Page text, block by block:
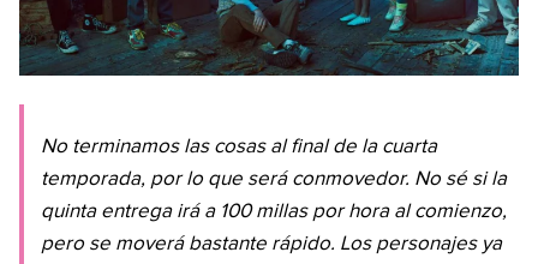
No terminamos las cosas al final de la cuarta
temporada, por lo que será conmovedor. No sé si la
quinta entrega irá a 100 millas por hora al comienzo,
pero se moverá bastante rápido. Los personajes ya